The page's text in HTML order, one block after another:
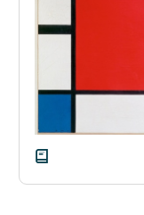
Lektur
Kontakt
O projekcie